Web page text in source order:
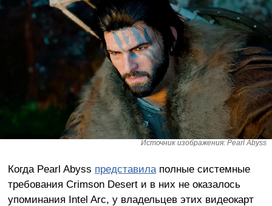
Источник изображения: Pearl Abyss
Когда Pearl Abyss представилаполные системные
требования Crimson Desert и в них не оказалось
упоминания Intel Arc, у владельцев этих видеокарт